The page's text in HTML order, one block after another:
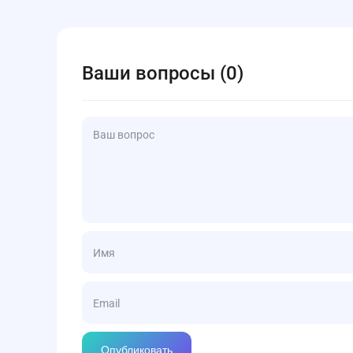
это упрощает работу с компанией и позволяет
Ваши вопросы (0)